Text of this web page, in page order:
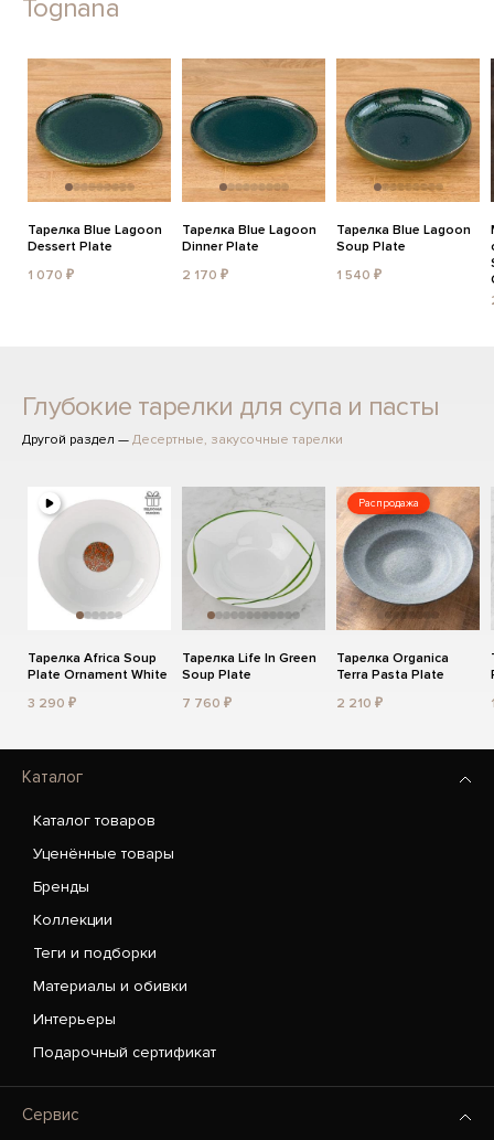
Tognana
Тарелка Blue Lagoon
Dessert Plate
1 070 ₽
Тарелка Blue Lagoon
Dinner Plate
2 170 ₽
Тарелка Blue Lagoon
Soup Plate
1 540 ₽
Глубокие тарелки для супа и пасты
Другой раздел — Десертные, закусочные тарелки
Тарелка Africa Soup
Plate Ornament White
3 290 ₽
Тарелка Life In Green
Soup Plate
7 760 ₽
Распродажа
Тарелка Organica
Terra Pasta Plate
2 210 ₽
Каталог
Каталог товаров
Уценённые товары
Бренды
Коллекции
Теги и подборки
Материалы и обивки
Интерьеры
Подарочный сертификат
Сервис